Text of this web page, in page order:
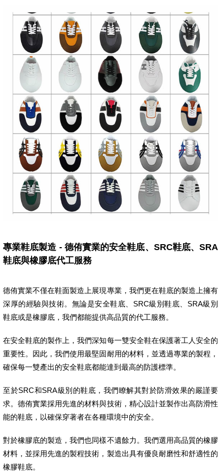
專業鞋底製造 - 德侑實業的安全鞋底、SRC鞋底、SRA
鞋底與橡膠底代工服務
德侑實業不僅在鞋面製造上展現專業，我們更在鞋底的製造上擁有
深厚的經驗與技術。無論是安全鞋底、SRC級別鞋底、SRA級別
鞋底或是橡膠底，我們都能提供高品質的代工服務。
在安全鞋底的製作上，我們深知每一雙安全鞋在保護著工人安全的
重要性。因此，我們使用最堅固耐用的材料，並透過專業的製程，
確保每一雙產出的安全鞋底都能達到最高的防護標準。
至於SRC和SRA級別的鞋底，我們瞭解其對於防滑效果的嚴謹要
求。德侑實業採用先進的材料與技術，精心設計並製作出高防滑性
能的鞋底，以確保穿著者在各種環境中的安全。
對於橡膠底的製造，我們也同樣不遺餘力。我們選用高品質的橡膠
材料，並採用先進的製程技術，製造出具有優良耐磨性和舒適性的
橡膠鞋底。